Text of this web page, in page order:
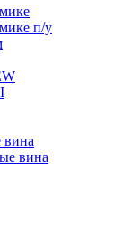
п/у
вина
вина